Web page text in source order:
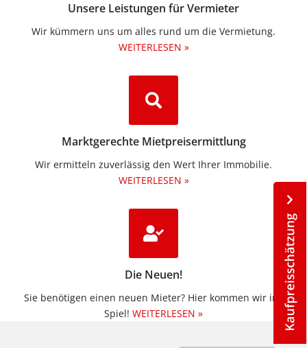
Unsere Leistungen für Vermieter
Wir kümmern uns um alles rund um die Vermietung.​
WEITERLESEN »
Marktgerechte Mietpreisermittlung
Wir ermitteln zuverlässig den Wert Ihrer Immobilie.
WEITERLESEN »
Die Neuen!
Sie benötigen einen neuen Mieter? Hier kommen wir ins
Spiel! WEITERLESEN »